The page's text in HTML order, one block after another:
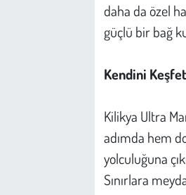
daha da özel
güçlü bir bağ
Kendini
Kilikya Ultra
adımda hem
yolculuğuna
Sınırlara